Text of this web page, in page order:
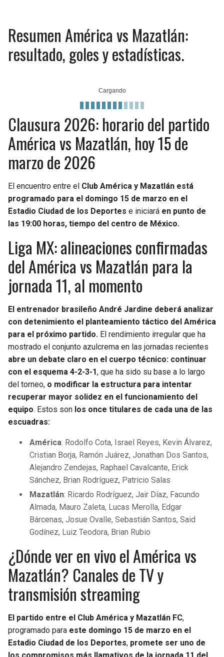
Resumen América vs Mazatlán:
resultado, goles y estadísticas.
Clausura 2026: horario del partido
América vs Mazatlán, hoy 15 de
marzo de 2026
El encuentro entre el Club América y Mazatlán está
programado para el domingo 15 de marzo en el
Estadio Ciudad de los Deportes e iniciará en punto de
las 19:00 horas, tiempo del centro de México.
Liga MX: alineaciones confirmadas
del América vs Mazatlán para la
jornada 11, al momento
El entrenador brasileño André Jardine deberá analizar
con detenimiento el planteamiento táctico del América
para el próximo partido. El rendimiento irregular que ha
mostrado el conjunto azulcrema en las jornadas recientes
abre un debate claro en el cuerpo técnico: continuar
con el esquema 4-2-3-1, que ha sido su base a lo largo
del torneo, o modificar la estructura para intentar
recuperar mayor solidez en el funcionamiento del
equipo. Estos son los once titulares de cada una de las
escuadras:
América: Rodolfo Cota, Israel Reyes, Kevin Álvarez,
Cristian Borja, Ramón Juárez, Jonathan Dos Santos,
Alejandro Zendejas, Raphael Cavalcante, Erick
Sánchez, Brian Rodríguez, Patricio Salas
Mazatlán: Ricardo Rodríguez, Jair Díaz, Facundo
Almada, Mauro Zaleta, Lucas Merolla, Edgar
Bárcenas, Josue Ovalle, Sebastián Santos, Said
Godínez, Luiz Teodora, Brian Rubio
¿Dónde ver en vivo el América vs
Mazatlán? Canales de TV y
transmisión streaming
El partido entre el Club América y Mazatlán FC,
programado para este domingo 15 de marzo en el
Estadio Ciudad de los Deportes, promete ser uno de
los compromisos más llamativos de la jornada 11 del